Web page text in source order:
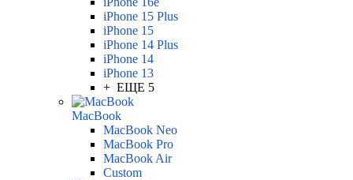
iPhone 15 Plus
iPhone 15
iPhone 14 Plus
iPhone 14
iPhone 13
+ ЕЩЕ 5
MacBook
MacBook Neo
MacBook Pro
MacBook Air
Custom